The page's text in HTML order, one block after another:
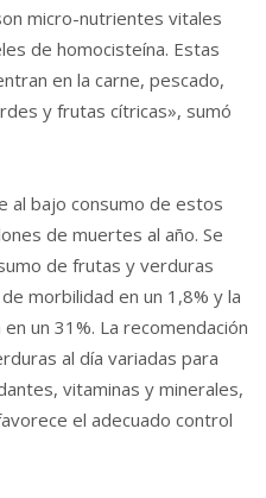
micro-nutrientes vitales
de homocisteína. Estas
en la carne, pescado,
y frutas cítricas», sumó
al bajo consumo de estos
de muertes al año. Se
de frutas y verduras
morbilidad en un 1,8% y la
un 31%. La recomendación
al día variadas para
vitaminas y minerales,
el adecuado control